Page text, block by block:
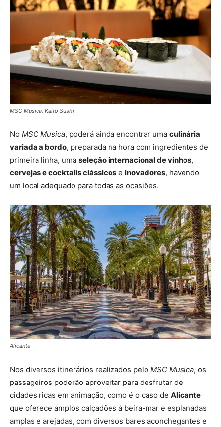
MSC Musica, Kaito Sushi
No MSC Musica, poderá ainda encontrar uma culinária
variada a bordo, preparada na hora com ingredientes de
primeira linha, uma seleção internacional de vinhos,
cervejas e cocktails clássicos e inovadores, havendo
um local adequado para todas as ocasiões.
Alicante
Nos diversos itinerários realizados pelo MSC Musica, os
passageiros poderão aproveitar para desfrutar de
cidades ricas em animação, como é o caso de Alicante
que oferece amplos calçadões à beira-mar e esplanadas
amplas e arejadas, com diversos bares aconchegantes e